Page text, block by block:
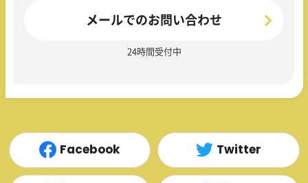
メールでのお問い合わせ
24時間受付中
Facebook Twitter